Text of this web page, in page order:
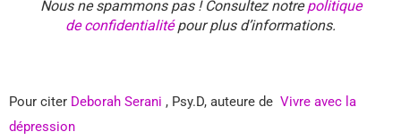
Nous ne spammons pas ! Consultez notrepolitique
de confidentialitépour plus d’informations.
Pour citer Deborah Serani , Psy.D, auteure de Vivre avec la
dépression